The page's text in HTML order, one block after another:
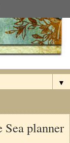
▼
planner